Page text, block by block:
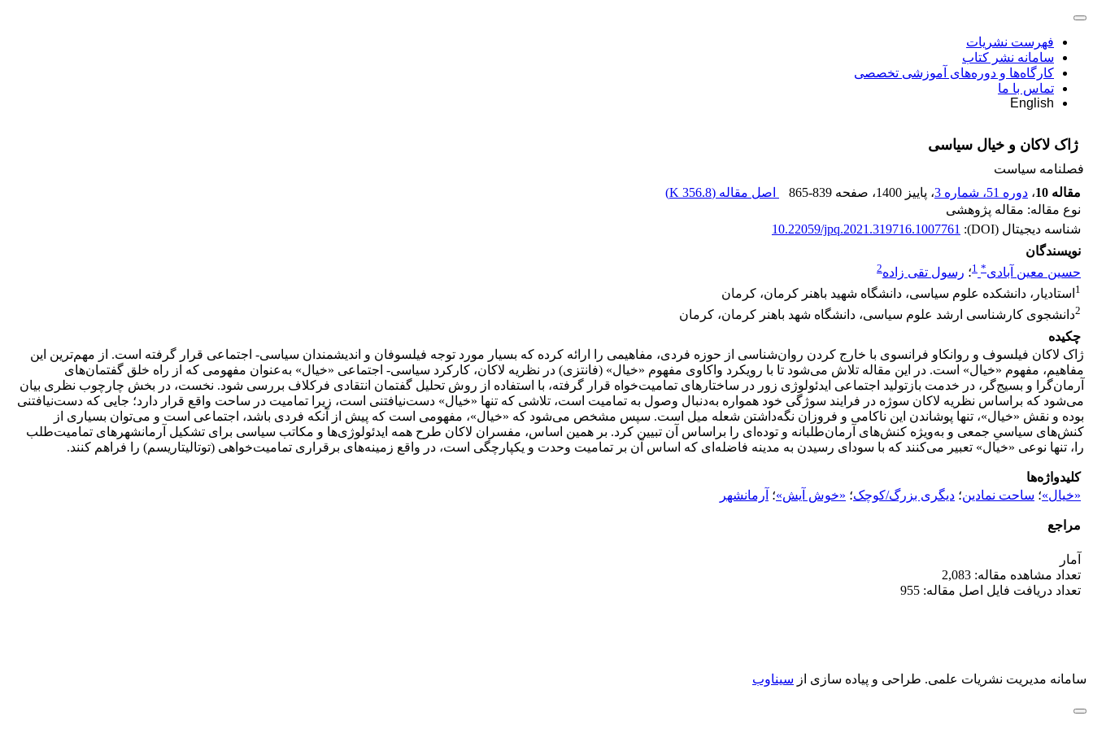
فهرست نشریات
سامانه نشر کتاب
کارگاه‌ها و دوره‌های آموزشی تخصصی
تماس با ما
English
ژاک لاکان و خیال سیاسی
فصلنامه سیاست
مقاله 10
، دوره 51، شماره 3 ، پاییز 1400 ، صفحه 865-839 اصل مقاله (356.8 K
)
نوع مقاله: مقاله پژوهشی
شناسه دیجیتال (DOI):
10.22059/jpq.2021.319716.1007761
نویسندگان
حسین معین آبادی*
1؛ رسول تقی زاده2
1 استادیار، دانشکده علوم سیاسی، دانشگاه شهید باهنر کرمان، کرمان
2دانشجوی کارشناسی ارشد علوم سیاسی، دانشگاه شهد باهنر کرمان، کرمان
چکیده
ژاک لاکان فیلسوف و روانکاو فرانسوی با خارج کردن روان‌شناسی از حوزه فردی، مفاهیمی را ارائه کرده که بسیار مورد توجه فیلسوفان و اندیشمندان سیاسی- اجتماعی قرار گرفته‌ است. از مهم‌ترین این
مفاهیم، مفهوم «خیال» است. در این مقاله تلاش می‌شود تا با رویکرد واکاوی مفهوم «خیال» (فانتزی) در نظریه لاکان، کارکرد سیاسی- اجتماعی «خیال» به‌عنوان مفهومی که از راه خلق گفتمان‌های
آرمان‌گرا و بسیج‌گر، در خدمت بازتولید اجتماعی ایدئولوژی زور در ساختارهای تمامیت‌خواه قرار گرفته، با استفاده از روش تحلیل گفتمان انتقادی فرکلاف بررسی شود. نخست، در بخش چارچوب نظری بیان
می‌شود که براساس نظریه لاکان سوژه در فرایند سوژگی خود همواره به‌دنبال وصول به تمامیت است، تلاشی که تنها «خیال» دست‌نیافتنی است، زیرا تمامیت در ساحت واقع قرار دارد؛ جایی که دست‌نیافتنی
بوده و نقش «خیال»، تنها پوشاندن این ناکامی و فروزان نگه‌داشتن شعله میل است. سپس مشخص می‌شود که «خیال»، مفهومی است که پیش از آنکه فردی باشد، اجتماعی است و می‌توان بسیاری از
کنش‌های سیاسیِ جمعی و به‌ویژه کنش‌های آرمان‌طلبانه و توده‌ای را براساس آن تبیین کرد. بر همین اساس، مفسران لاکان طرح همه ایدئولوژی‌ها و مکاتب سیاسی برای تشکیل آرمانشهرهای تمامیت‌طلب
را، تنها نوعی «خیال» تعبیر می‌کنند که با سودای رسیدن به مدینه فاضله‌ای که اساس آن بر تمامیت وحدت و یکپارچگی است، در واقع زمینه‌های برقراری تمامیت‌خواهی (توتالیتاریسم) را فراهم ‌کنند.
کلیدواژه‌ها
«خیال»؛ ساحت نمادین؛ دیگری بزرگ/کوچک؛ «خوش آیش»؛ آرمانشهر
مراجع
آمار
تعداد مشاهده مقاله: 2,083
تعداد دریافت فایل اصل مقاله: 955
سامانه مدیریت نشریات علمی. طراحی و پیاده سازی از سیناوب